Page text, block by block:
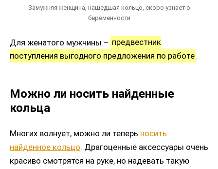
Замужняя женщина, нашедшая кольцо, скоро узнает о
беременности
Для женатого мужчины – предвестник
поступления выгодного предложения по работе .
Можно ли носить найденные
кольца
Многих волнует, можно ли теперь носить
найденное кольцо. Драгоценные аксессуары очень
красиво смотрятся на руке, но надевать такую